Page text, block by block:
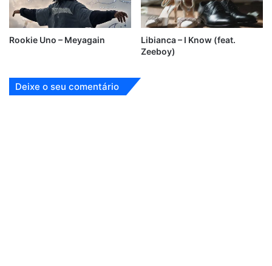
Rookie Uno – Meyagain
Libianca – I Know (feat.
Zeeboy)
Deixe o seu comentário